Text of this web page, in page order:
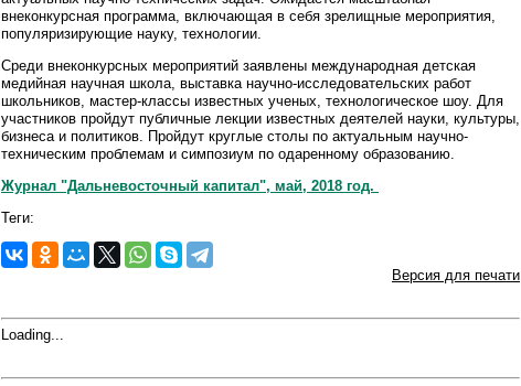
внеконкурсная программа, включающая в себя зрелищные мероприятия,
популяризирующие науку, технологии.
Среди внеконкурсных мероприятий заявлены международная детская
медийная научная школа, выставка научно-исследовательских работ
школьников, мастер-классы известных ученых, технологическое шоу. Для
участников пройдут публичные лекции известных деятелей науки, культуры,
бизнеса и политиков. Пройдут круглые столы по актуальным научно-
техническим проблемам и симпозиум по одаренному образованию.
Журнал "Дальневосточный капитал", май, 2018 год.
Теги:
Версия для печати
Loading...